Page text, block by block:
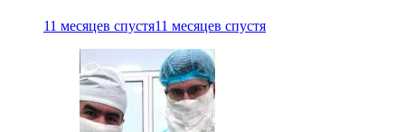
11 месяцев спустя11 месяцев спустя